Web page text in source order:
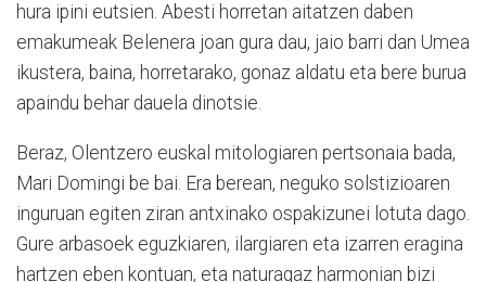
hura ipini eutsien. Abesti horretan aitatzen daben
emakumeak Belenera joan gura dau, jaio barri dan Umea
ikustera, baina, horretarako, gonaz aldatu eta bere burua
apaindu behar dauela dinotsie.
Beraz, Olentzero euskal mitologiaren pertsonaia bada,
Mari Domingi be bai. Era berean, neguko solstizioaren
inguruan egiten ziran antxinako ospakizunei lotuta dago.
Gure arbasoek eguzkiaren, ilargiaren eta izarren eragina
hartzen eben kontuan, eta naturagaz harmonian bizi